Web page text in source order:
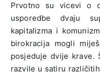
Prvotno su vicevi o
usporedbe dvaju
kapitalizma i
birokracija mogli
posjeduje dvije krave.
razvile u satiru